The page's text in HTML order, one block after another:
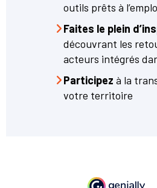
outils prêts à
Faites le plein
découvrant les
acteurs intégrés
Participez à la
votre territoire